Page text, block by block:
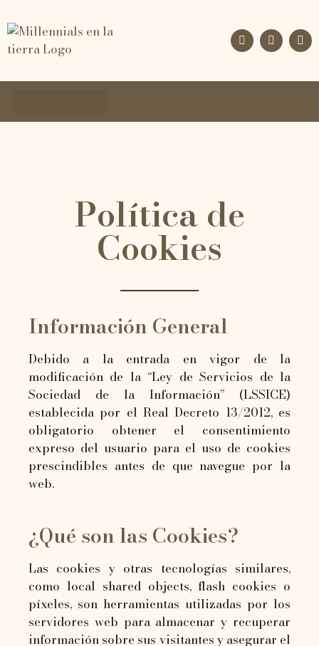
Política de
Cookies
Información General
Debido a la entrada en vigor de la
modificación de la “Ley de Servicios de la
Sociedad de la Información” (LSSICE)
establecida por el Real Decreto 13/2012, es
obligatorio obtener el consentimiento
expreso del usuario para el uso de cookies
prescindibles antes de que navegue por la
web.
¿Qué son las Cookies?
Las cookies y otras tecnologías similares,
como local shared objects, flash cookies o
píxeles, son herramientas utilizadas por los
servidores web para almacenar y recuperar
información sobre sus visitantes y asegurar el